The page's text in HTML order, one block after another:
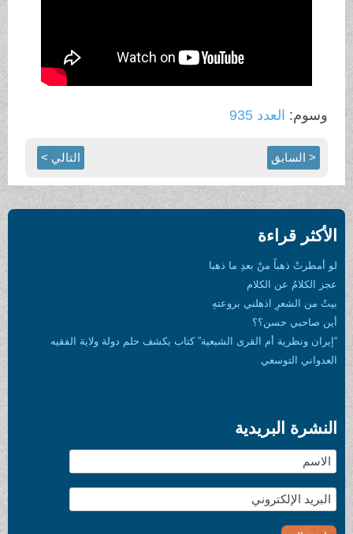
وسوم:العدد 935
< السابق التالي >
الأكثر قراءة
لو أمطرتْ ذهباً منْ بعدِ ما ذهبا
عجز الكلامُ عن الكلام
بيتٌ من الشعرِ اذهلني بروعتهِ
أين صاحبي حسن؟؟
“إيران ونظرية أم القرى الشيعية” كتاب يكشف حلم دولة ولاية الفقيه
العدواني التوسعي
النشرة البريدية